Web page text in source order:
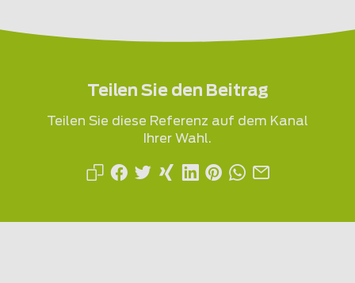
Teilen Sie den Beitrag
Teilen Sie diese Referenz auf dem Kanal
Ihrer Wahl.